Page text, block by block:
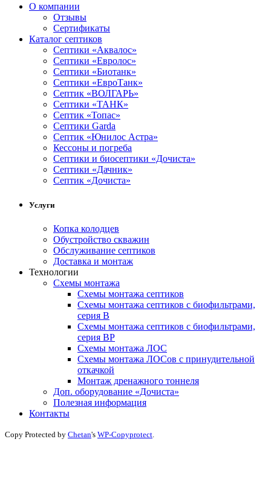
О компании
Отзывы
Сертификаты
Каталог септиков
Септики «Аквалос»
Септики «Евролос»
Септики «Биотанк»
Септики «ЕвроТанк»
Септик «ВОЛГАРЬ»
Септики «ТАНК»
Септик «Топас»
Септики Garda
Септик «Юнилос Астра»
Кессоны и погреба
Cептики и биосептики «Дочиста»
Септики «Дачник»
Септик «Дочиста»
Услуги
Копка колодцев
Обустройство скважин
Обслуживание септиков
Доставка и монтаж
Технологии
Схемы монтажа
Схемы монтажа септиков
Схемы монтажа септиков с биофильтрами,
серия В
Схемы монтажа септиков с биофильтрами,
серия BP
Схемы монтажа ЛОС
Схемы монтажа ЛОСов с принудительной
откачкой
Монтаж дренажного тоннеля
Доп. оборудование «Дочиста»
Полезная информация
Контакты
Copy Protected by Chetan's WP-Copyprotect